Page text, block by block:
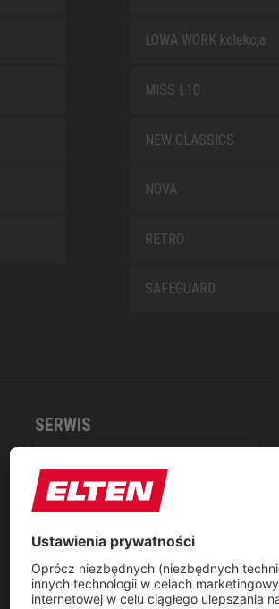
LOWA WORK kolekcja
MISS L10
NEW CLASSICS
NOVA
RETRO
SAFEGUARD
SERWIS
Kontakt
Serwis naprawczy ELTEN